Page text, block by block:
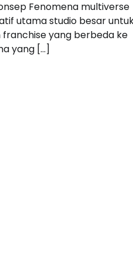
Fenomena multiverse
utama studio besar
yang berbeda ke
yang […]